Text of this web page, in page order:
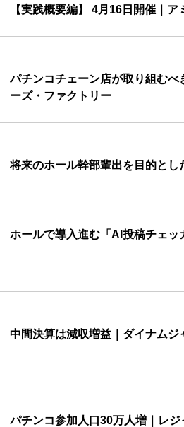
【実践概要編】 4月16日開催｜
パチンコチェーン店が取り組む
ーズ・ファクトリー
将来のホール幹部輩出を目的と
ホールで導入進む「AI投稿チェッ
中間決算は減収増益｜ダイナムジ
パチンコ参加人口30万人増｜レ